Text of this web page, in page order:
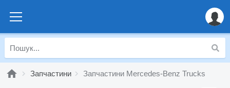
Запчастини Запчастини Mercedes-Benz Trucks